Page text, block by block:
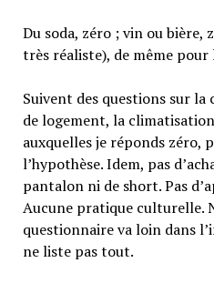
Du soda, zéro ; vin ou bière,
très réaliste), de même pour
Suivent des questions sur
de logement, la
auxquelles je réponds zéro,
l’hypothèse. Idem, pas
pantalon ni de short. Pas
Aucune pratique culturelle.
questionnaire va loin dans
ne liste pas tout.